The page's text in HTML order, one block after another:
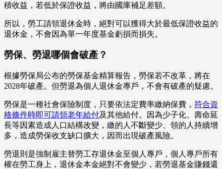
積收益，若低於保證收益，將由國庫補足差額。
所以，勞工請領退休金時，絕對可以獲得大於最低保證收益的
退休金，不會因為單一年度基金虧損而損失。
勞保、勞退哪個會破產？
根據勞保局公布的勞保基金精算報告，勞保若不改革，將在
2028年破產。但勞退為個人退休金專戶，不會有破產的疑慮。
勞保是一種社會保險制度，只要依法定費率繳納保費， 符合資
格條件時即可請領老年給付及其他給付。因為少子化、壽命延
長等因素造成人口結構改變，繳的人不斷變少、領的人持續增
多，造成勞保收支缺口擴大，因而出現破產風險。
勞退則是強制雇主替勞工存退休金至個人專戶，個人專戶所有
權在勞工身上，退休金本金絕對不會變少，若勞退基金賺錢還